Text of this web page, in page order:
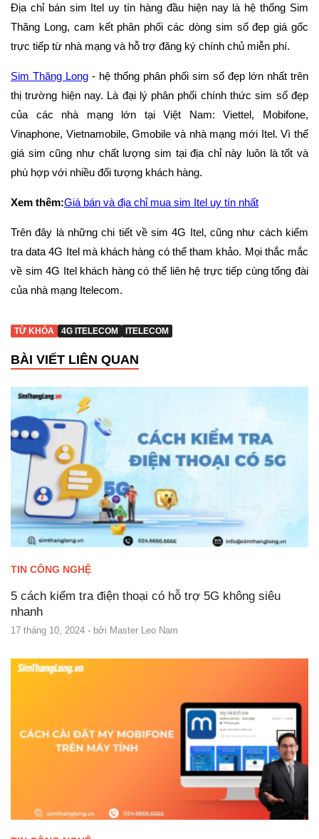
Địa chỉ bán sim Itel uy tín hàng đầu hiện nay là hệ thống Sim
Thăng Long, cam kết phân phối các dòng sim số đẹp giá gốc
trực tiếp từ nhà mạng và hỗ trợ đăng ký chính chủ miễn phí.
Sim Thăng Long - hệ thống phân phối sim số đẹp lớn nhất trên
thị trường hiện nay. Là đại lý phân phối chính thức sim số đẹp
của các nhà mạng lớn tại Việt Nam: Viettel, Mobifone,
Vinaphone, Vietnamobile, Gmobile và nhà mạng mới Itel. Vì thế
giá sim cũng như chất lượng sim tại địa chỉ này luôn là tốt và
phù hợp với nhiều đối tượng khách hàng.
Xem thêm:Giá bán và địa chỉ mua sim Itel uy tín nhất
Trên đây là những chi tiết về sim 4G Itel, cũng như cách kiểm
tra data 4G Itel mà khách hàng có thể tham khảo. Mọi thắc mắc
về sim 4G Itel khách hàng có thể liên hệ trực tiếp cùng tổng đài
của nhà mạng Itelecom.
TỪ KHÓA 4G ITELECOM ITELECOM
BÀI VIẾT LIÊN QUAN
TIN CÔNG NGHỆ
5 cách kiểm tra điện thoại có hỗ trợ 5G không siêu
nhanh
17 tháng 10, 2024 - bởi Master Leo Nam